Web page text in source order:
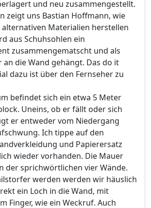
und neu zusammengestellt.
zeigt uns Bastian Hoffmann, wie
Materialien herstellen
aus Schuhsohlen ein
zusammengematscht und als
an die Wand gehängt. Das do it
dazu ist über den Fernseher zu
befindet sich ein etwa 5 Meter
Uneins, ob er fällt oder sich
er entweder vom Niedergang
Ich tippe auf den
und Papierersatz
wieder vorhanden. Die Mauer
der sprichwörtlichen vier Wände.
werden werden wir häuslich
ein Loch in die Wand, mit
Finger, wie ein Weckruf. Auch